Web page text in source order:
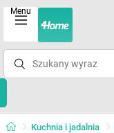
Menu
Kuchnia i jadalnia